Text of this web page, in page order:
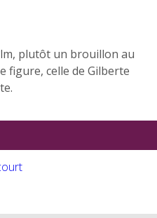
plutôt un brouillon au
figure, celle de Gilberte